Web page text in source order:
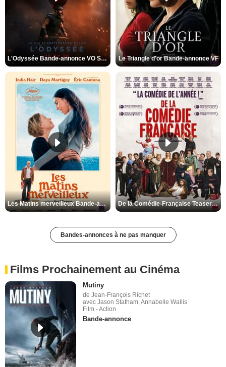
L'Odyssée Bande-annonce VO STFR Le Triangle d'or Bande-annonce VF
Les Matins merveilleux Bande-annonce VF De la Comédie-Française Teaser VF
Bandes-annonces à ne pas manquer
Films Prochainement au Cinéma
Mutiny
de Jean-François Richet
avec Jason Statham, Annabelle Wallis
Film - Action
Bande-annonce